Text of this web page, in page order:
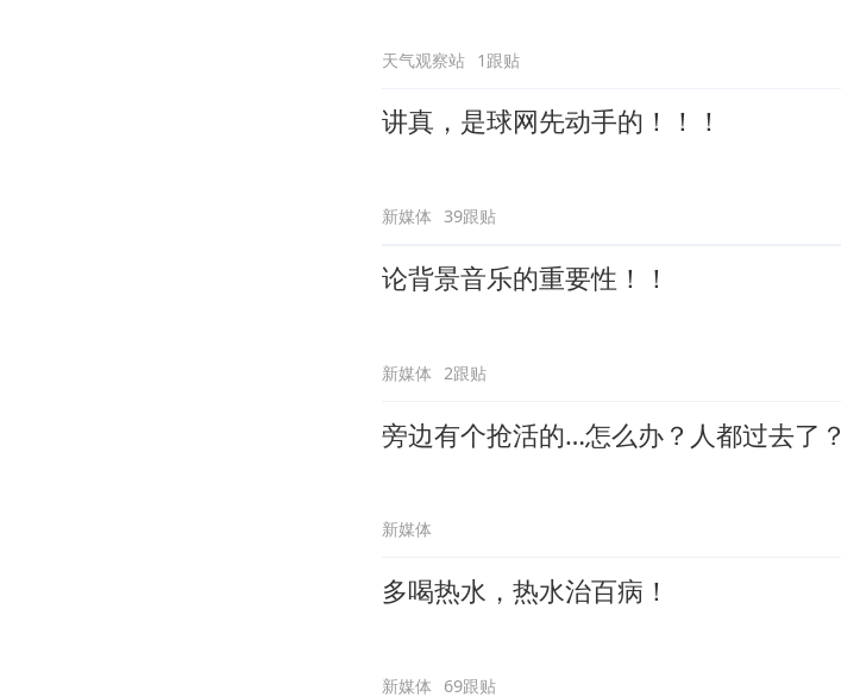
天气观察站 1跟贴
讲真，是球网先动手的！！！
新媒体 39跟贴
论背景音乐的重要性！！
新媒体 2跟贴
旁边有个抢活的…怎么办？人都过去了？
新媒体
多喝热水，热水治百病！
新媒体 69跟贴